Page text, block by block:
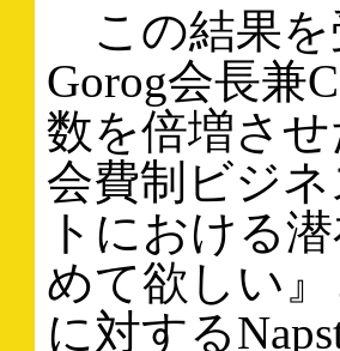
この結果を
Gorog会長兼
数を倍増さ
会費制ビジ
トにおける
めて欲しい
に対する